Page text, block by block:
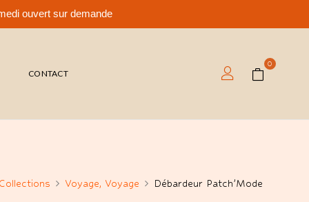
ouvert sur demande
CONTACT
0
Voyage, Voyage Débardeur Patch’Mode